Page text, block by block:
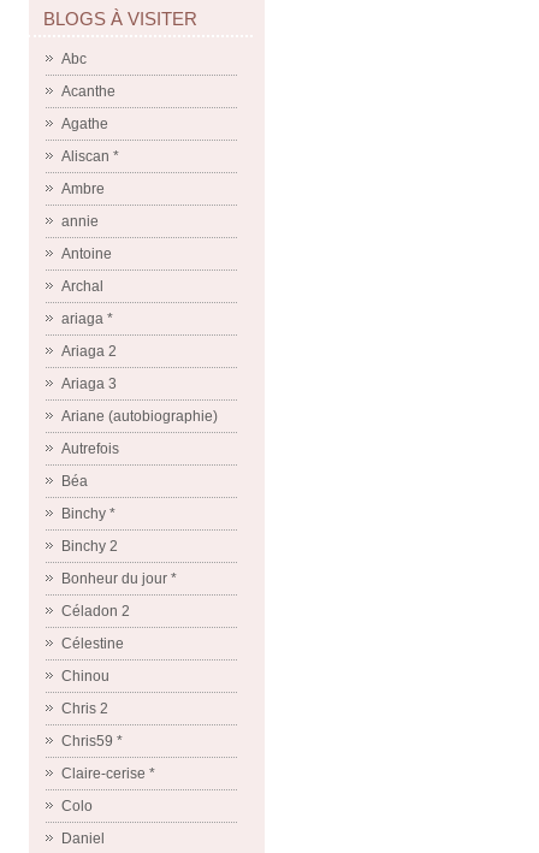
BLOGS À VISITER
Abc
Acanthe
Agathe
Aliscan *
Ambre
annie
Antoine
Archal
ariaga *
Ariaga 2
Ariaga 3
Ariane (autobiographie)
Autrefois
Béa
Binchy *
Binchy 2
Bonheur du jour *
Céladon 2
Célestine
Chinou
Chris 2
Chris59 *
Claire-cerise *
Colo
Daniel